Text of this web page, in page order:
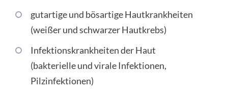
KONTAKT
PRESSE
gutartige und bösartige Hautkrankheiten
(weißer und schwarzer Hautkrebs)
Infektionskrankheiten der Haut
(bakterielle und virale Infektionen,
Pilzinfektionen)